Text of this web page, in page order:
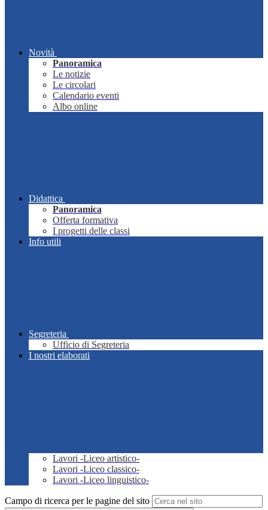
Novità
Panoramica
Le notizie
Le circolari
Calendario eventi
Albo online
Didattica
Panoramica
Offerta formativa
I progetti delle classi
Info utili
Segreteria
Ufficio di Segreteria
I nostri elaborati
Lavori -Liceo artistico-
Lavori -Liceo classico-
Lavori -Liceo linguistico-
Campo di ricerca per le pagine del sito